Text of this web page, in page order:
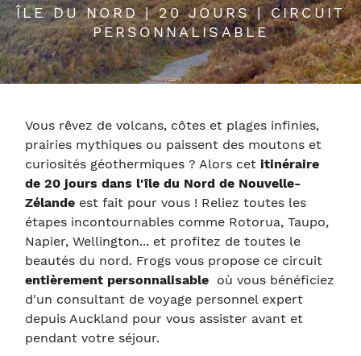
ÎLE DU NORD | 20 JOURS | CIRCUIT
PERSONNALISABLE
Vous rêvez de volcans, côtes et plages infinies,
prairies mythiques ou paissent des moutons et
curiosités géothermiques ? Alors cet itinéraire
de 20 jours dans l'île du Nord de Nouvelle-
Zélande est fait pour vous ! Reliez toutes les
étapes incontournables comme Rotorua, Taupo,
Napier, Wellington... et profitez de toutes le
beautés du nord. Frogs vous propose ce circuit
entièrement personnalisable où vous bénéficiez
d'un consultant de voyage personnel expert
depuis Auckland pour vous assister avant et
pendant votre séjour.